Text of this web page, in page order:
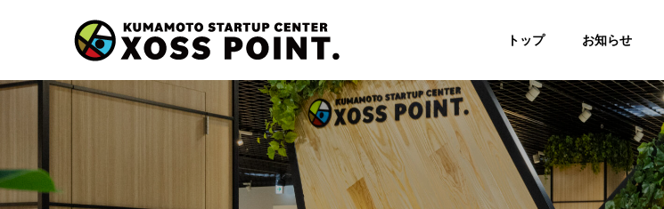
トップ お知らせ